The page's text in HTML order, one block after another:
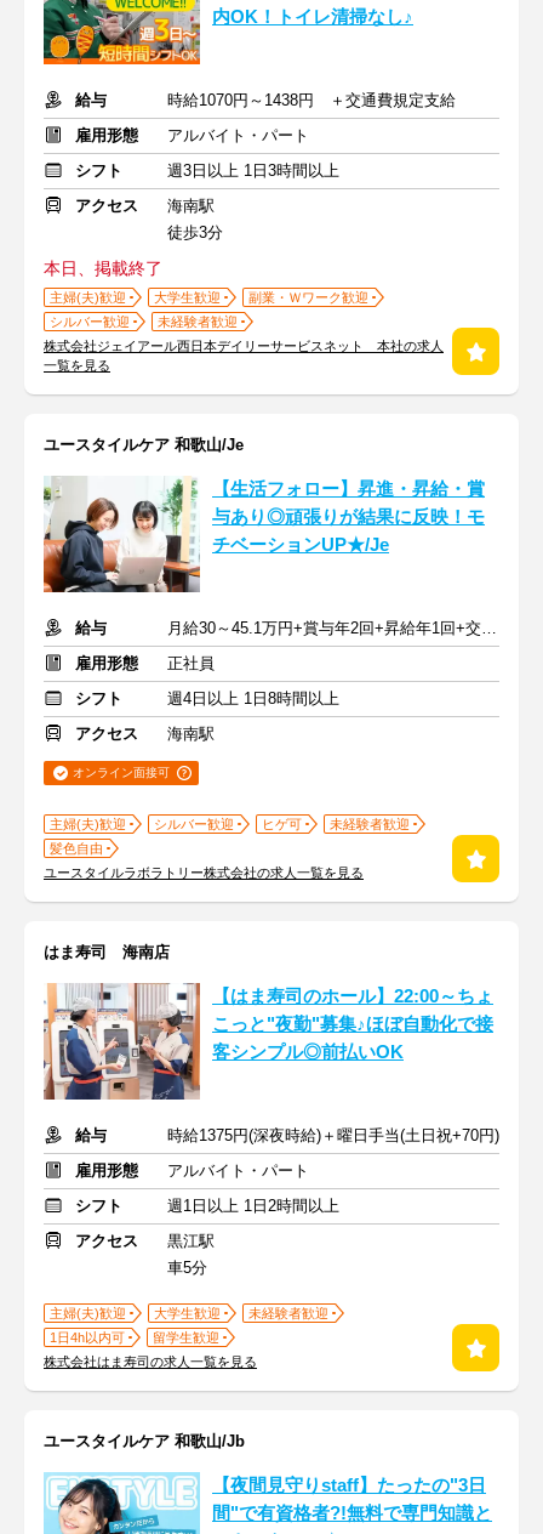
内OK！トイレ清掃なし♪
給与
時給1070円～1438円 ＋交通費規定支給
雇用形態
アルバイト・パート
シフト
週3日以上 1日3時間以上
アクセス
海南駅
徒歩3分
本日、掲載終了
主婦(夫)歓迎 大学生歓迎
副業・Ｗワーク歓迎
シルバー歓迎
未経験者歓迎
株式会社ジェイアール西日本デイリーサービスネット 本社の求人
一覧を見る
ユースタイルケア 和歌山/Je
【生活フォロー】昇進・昇給・賞
与あり◎頑張りが結果に反映！モ
チベーションUP★/Je
給与
月給30～45.1万円+賞与年2回+昇給年1回+交通費全額
雇用形態
正社員
シフト
週4日以上 1日8時間以上
アクセス
海南駅
オンライン面接可
主婦(夫)歓迎 シルバー歓迎 ヒゲ可
未経験者歓迎
髪色自由
ユースタイルラボラトリー株式会社の求人一覧を見る
はま寿司 海南店
【はま寿司のホール】22:00～ちょ
こっと"夜勤"募集♪ほぼ自動化で接
客シンプル◎前払いOK
給与
時給1375円(深夜時給)＋曜日手当(土日祝+70円)
雇用形態
アルバイト・パート
シフト
週1日以上 1日2時間以上
アクセス
黒江駅
車5分
主婦(夫)歓迎 大学生歓迎
未経験者歓迎
1日4h以内可
留学生歓迎
株式会社はま寿司の求人一覧を見る
ユースタイルケア 和歌山/Jb
【夜間見守りstaff】たったの"3日
間"で有資格者?!無料で専門知識と